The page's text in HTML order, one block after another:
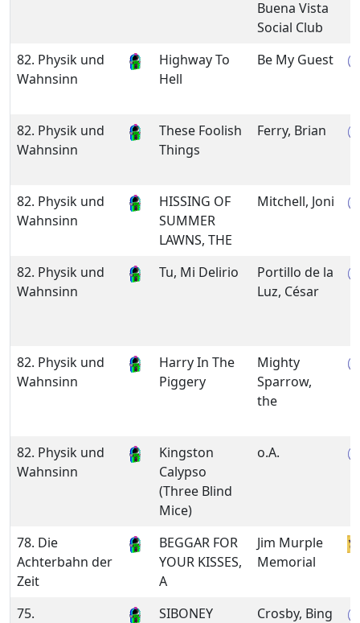
Buena Vista
Social Club
82. Physik und
Wahnsinn
Highway To
Hell
Be My Guest
82. Physik und
Wahnsinn
These Foolish
Things
Ferry, Brian
82. Physik und
Wahnsinn
HISSING OF
SUMMER
LAWNS, THE
Mitchell, Joni
82. Physik und
Wahnsinn
Tu, Mi Delirio
Portillo de la
Luz, César
82. Physik und
Wahnsinn
Harry In The
Piggery
Mighty
Sparrow,
the
82. Physik und
Wahnsinn
Kingston
Calypso
(Three Blind
Mice)
o.A.
78. Die
Achterbahn der
Zeit
BEGGAR FOR
YOUR KISSES,
A
Jim Murple
Memorial
75.
SIBONEY
Crosby, Bing